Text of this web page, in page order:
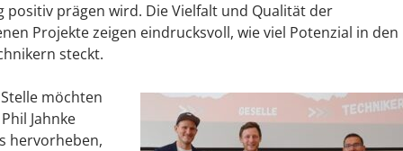
positiv prägen wird. Die Vielfalt und Qualität der
Projekte zeigen eindrucksvoll, wie viel Potenzial in den
steckt.
möchten
Jahnke
hervorheben,